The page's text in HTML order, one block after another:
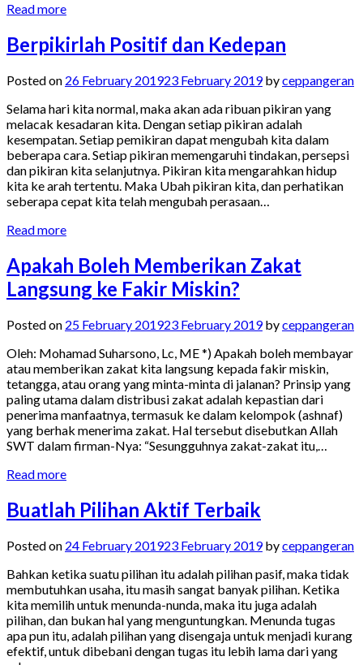
Read more
Berpikirlah Positif dan Kedepan
Posted on 26 February 201923 February 2019byceppangeran
Selama hari kita normal, maka akan ada ribuan pikiran yang
melacak kesadaran kita. Dengan setiap pikiran adalah
kesempatan. Setiap pemikiran dapat mengubah kita dalam
beberapa cara. Setiap pikiran memengaruhi tindakan, persepsi
dan pikiran kita selanjutnya. Pikiran kita mengarahkan hidup
kita ke arah tertentu. Maka Ubah pikiran kita, dan perhatikan
seberapa cepat kita telah mengubah perasaan…
Read more
Apakah Boleh Memberikan Zakat
Langsung ke Fakir Miskin?
Posted on 25 February 201923 February 2019byceppangeran
Oleh: Mohamad Suharsono, Lc, ME *) Apakah boleh membayar
atau memberikan zakat kita langsung kepada fakir miskin,
tetangga, atau orang yang minta-minta di jalanan? Prinsip yang
paling utama dalam distribusi zakat adalah kepastian dari
penerima manfaatnya, termasuk ke dalam kelompok (ashnaf)
yang berhak menerima zakat. Hal tersebut disebutkan Allah
SWT dalam firman-Nya: “Sesungguhnya zakat-zakat itu,…
Read more
Buatlah Pilihan Aktif Terbaik
Posted on 24 February 201923 February 2019byceppangeran
Bahkan ketika suatu pilihan itu adalah pilihan pasif, maka tidak
membutuhkan usaha, itu masih sangat banyak pilihan. Ketika
kita memilih untuk menunda-nunda, maka itu juga adalah
pilihan, dan bukan hal yang menguntungkan. Menunda tugas
apa pun itu, adalah pilihan yang disengaja untuk menjadi kurang
efektif, untuk dibebani dengan tugas itu lebih lama dari yang